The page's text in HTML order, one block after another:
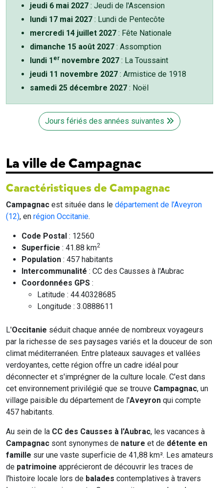
jeudi 6 mai 2027 : Jeudi de l'Ascension
lundi 17 mai 2027 : Lundi de Pentecôte
mercredi 14 juillet 2027 : Fête Nationale
dimanche 15 août 2027 : Assomption
lundi 1 er novembre 2027 : La Toussaint
jeudi 11 novembre 2027 : Armistice de 1918
samedi 25 décembre 2027 : Noël
Jours fériés des années suivantes
La ville de Campagnac
Caractéristiques de Campagnac
Campagnac est située dans le département de l’Aveyron
(12), en région Occitanie.
Code Postal : 12560
Superficie : 41.88 km2
Population : 457 habitants
Intercommunalité : CC des Causses à l'Aubrac
Coordonnées GPS :
Latitude : 44.40328685
Longitude : 3.0888611
L'Occitanie séduit chaque année de nombreux voyageurs
par la richesse de ses paysages variés et la douceur de son
climat méditerranéen. Entre plateaux sauvages et vallées
verdoyantes, cette région offre un cadre idéal pour
déconnecter et s'imprégner de la culture locale. C'est dans
cet environnement privilégié que se trouve Campagnac, un
village paisible du département de l'Aveyron qui compte
457 habitants.
Au sein de la CC des Causses à l'Aubrac, les vacances à
Campagnac sont synonymes de nature et de détente en
famille sur une vaste superficie de 41,88 km². Les amateurs
de patrimoine apprécieront de découvrir les traces de
l'histoire locale lors de balades contemplatives à travers